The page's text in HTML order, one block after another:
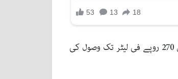
روٹی بھی سرکاری نرخ کے برعکس 20 روپے میں فروخت کی جا رہی ہے، جبکہ دودھ کی قیمت 170 روپے کے سرکاری نرخ کے مقابلے میں 270 روپے فی لیٹر تک وصول کی